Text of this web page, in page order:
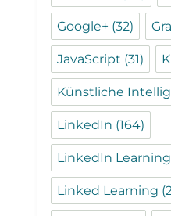
Google+ (32)
JavaScript (31)
Künstliche
LinkedIn (164)
LinkedIn Learning
Linked Learning